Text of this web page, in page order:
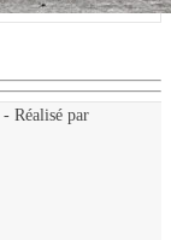
- Réalisé par